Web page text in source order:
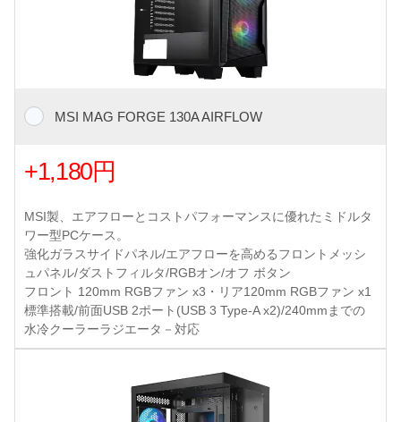
MSI MAG FORGE 130A AIRFLOW
+1,180円
MSI製、エアフローとコストパフォーマンスに優れたミドルタ
ワー型PCケース。
強化ガラスサイドパネル/エアフローを高めるフロントメッシ
ュパネル/ダストフィルタ/RGBオン/オフ ボタン
フロント 120mm RGBファン x3・リア120mm RGBファン x1
標準搭載/前面USB 2ポート(USB 3 Type-A x2)/240mmまでの
水冷クーラーラジエータ－対応